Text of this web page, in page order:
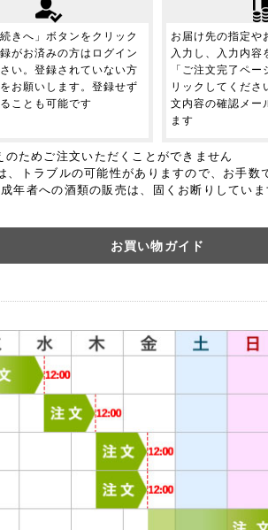
続きへ」ボタンをクリック
がお済みの方はログイン
い。登録されていない方
お願いします。登録せず
ことも可能です
お届け先の指定や
入力し、入力内容
「ご注文完了ペ
リックしてくださ
文内容の確認メー
ます
ためご注文いただくことができません
トラブルの可能性がありますので、お手数
年者への酒類の販売は、固くお断りしてい
お買い物ガイド